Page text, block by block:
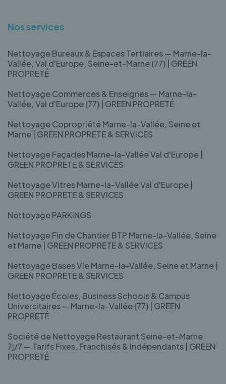
Nos services
Nettoyage Bureaux & Espaces Tertiaires — Marne-la-
Vallée, Val d'Europe, Seine-et-Marne (77) | GREEN
PROPRETÉ
Nettoyage Commerces & Enseignes — Marne-la-
Vallée, Val d'Europe (77) | GREEN PROPRETÉ
Nettoyage Copropriété Marne-la-Vallée, Seine et
Marne | GREEN PROPRETE & SERVICES
Nettoyage Façades Marne-la-Vallée Val d'Europe |
GREEN PROPRETE & SERVICES
Nettoyage Vitres Marne-la-Vallée Val d'Europe |
GREEN PROPRETE & SERVICES
Nettoyage PARKINGS
Nettoyage Fin de Chantier BTP Marne-la-Vallée, Seine
et Marne | GREEN PROPRETE & SERVICES
Nettoyage Bases Vie Marne-la-Vallée, Seine et Marne |
GREEN PROPRETE & SERVICES
Nettoyage Écoles, Business Schools & Campus
Universitaires — Marne-la-Vallée (77) | GREEN
PROPRETÉ
Société de Nettoyage Restaurant Seine-et-Marne
7j/7 — Tarifs Fixes, Franchisés & Indépendants | GREEN
PROPRETÉ